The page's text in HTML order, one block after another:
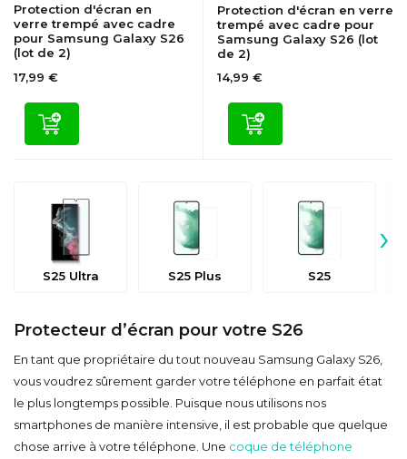
Protection d'écran en
verre trempé avec cadre
pour Samsung Galaxy S26
(lot de 2)
17,99 €
Protection d'écran en verre
trempé avec cadre pour
Samsung Galaxy S26 (lot
de 2)
14,99 €
S25 Ultra S25 Plus S25
›
Protecteur d’écran pour votre S26
En tant que propriétaire du tout nouveau Samsung Galaxy S26,
vous voudrez sûrement garder votre téléphone en parfait état
le plus longtemps possible. Puisque nous utilisons nos
smartphones de manière intensive, il est probable que quelque
chose arrive à votre téléphone. Une coque de téléphone